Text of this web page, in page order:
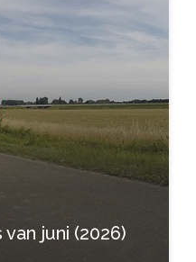
juni (2026)